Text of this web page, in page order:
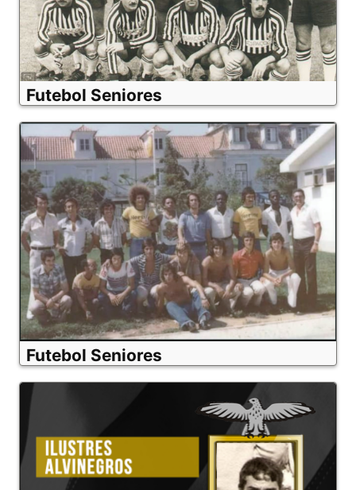
Futebol Seniores
Futebol Seniores